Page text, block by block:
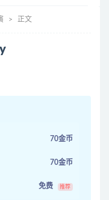
正文
70金币
70金币
免费 推荐